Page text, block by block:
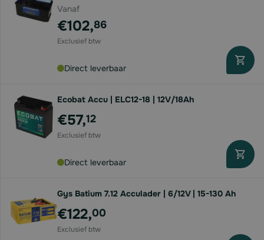
Vanaf
€102,86
Direct leverbaar
Ecobat Accu | ELC12-18 | 12V/18Ah
€57,12
Direct leverbaar
Gys Batium 7.12 Acculader | 6/12V | 15-130 Ah
€122,00